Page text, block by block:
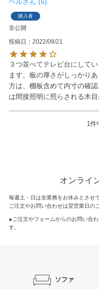
購入者
非公開
投稿日
2022/08/21
３つ並べてテレビ台にして
ます。板の厚さがしっかり
方は、棚板含めて内寸の確
は間接照明に照らされる木目
1件
オンライ
毎週土・日は全業務をお休みとさせ
ご注文やお問い合わせは翌営業日の
●ご注文やフォームからのお問い合わ
す。
ソファ